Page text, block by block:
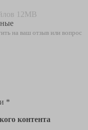
12MB
на ваш отзыв или вопрос
*
контента